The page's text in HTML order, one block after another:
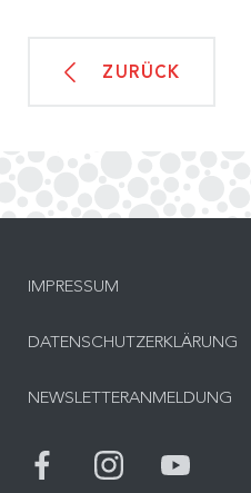
ZURÜCK
IMPRESSUM
DATENSCHUTZERKLÄRUNG
NEWSLETTERANMELDUNG